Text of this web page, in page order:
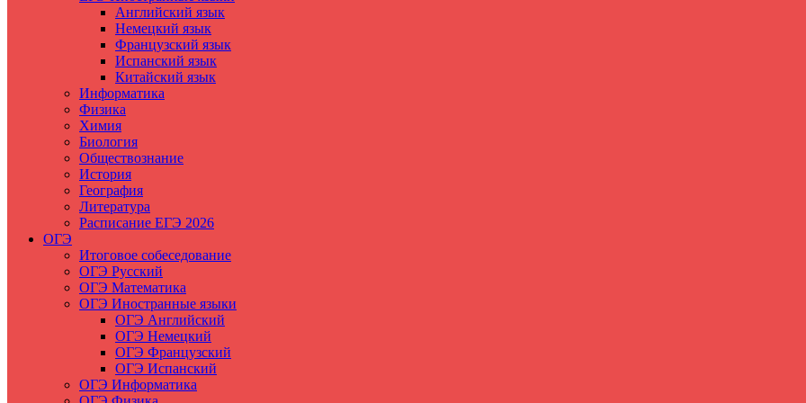
Английский язык
Немецкий язык
Французский язык
Испанский язык
Китайский язык
Информатика
Физика
Химия
Биология
Обществознание
История
География
Литература
Расписание ЕГЭ 2026
ОГЭ
Итоговое собеседование
ОГЭ Русский
ОГЭ Математика
ОГЭ Иностранные языки
ОГЭ Английский
ОГЭ Немецкий
ОГЭ Французский
ОГЭ Испанский
ОГЭ Информатика